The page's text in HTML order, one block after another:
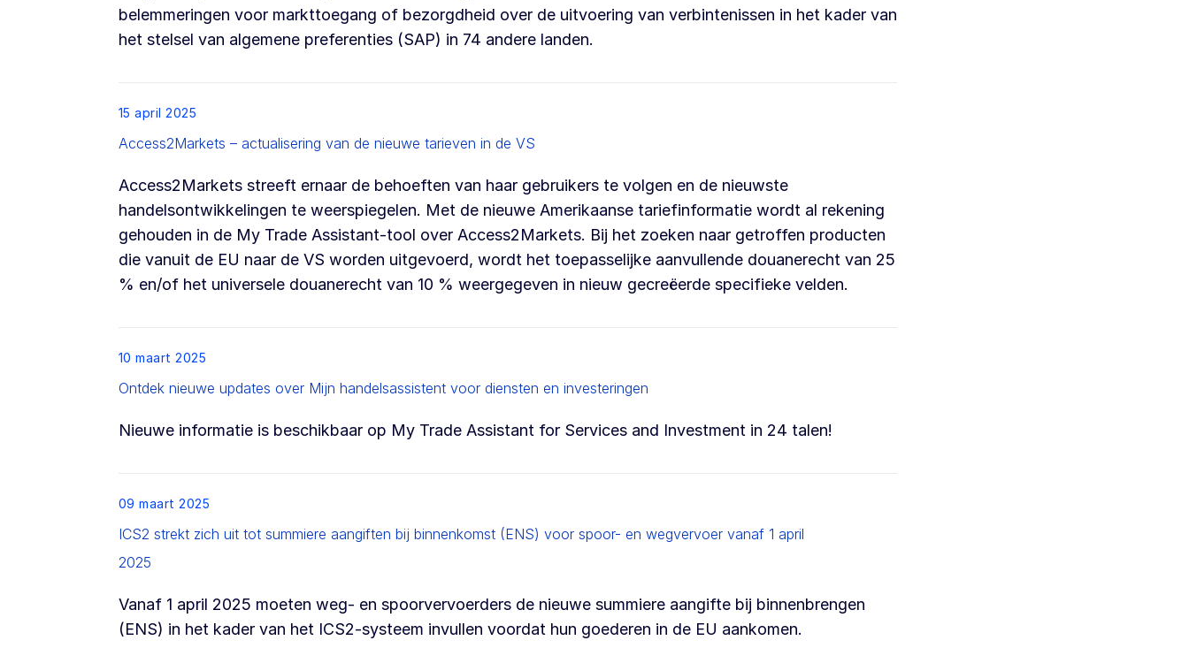
belemmeringen voor markttoegang of bezorgdheid over de uitvoering van verbintenissen in het kader van
het stelsel van algemene preferenties (SAP) in 74 andere landen.
List item
15 april 2025
Access2Markets – actualisering van de nieuwe tarieven in de VS
Access2Markets streeft ernaar de behoeften van haar gebruikers te volgen en de nieuwste
handelsontwikkelingen te weerspiegelen. Met de nieuwe Amerikaanse tariefinformatie wordt al rekening
gehouden in de My Trade Assistant-tool over Access2Markets. Bij het zoeken naar getroffen producten
die vanuit de EU naar de VS worden uitgevoerd, wordt het toepasselijke aanvullende douanerecht van 25
% en/of het universele douanerecht van 10 % weergegeven in nieuw gecreëerde specifieke velden.
List item
10 maart 2025
Ontdek nieuwe updates over Mijn handelsassistent voor diensten en investeringen
Nieuwe informatie is beschikbaar op My Trade Assistant for Services and Investment in 24 talen!
List item
09 maart 2025
ICS2 strekt zich uit tot summiere aangiften bij binnenkomst (ENS) voor spoor- en wegvervoer vanaf 1 april
2025
Vanaf 1 april 2025 moeten weg- en spoorvervoerders de nieuwe summiere aangifte bij binnenbrengen
(ENS) in het kader van het ICS2-systeem invullen voordat hun goederen in de EU aankomen.